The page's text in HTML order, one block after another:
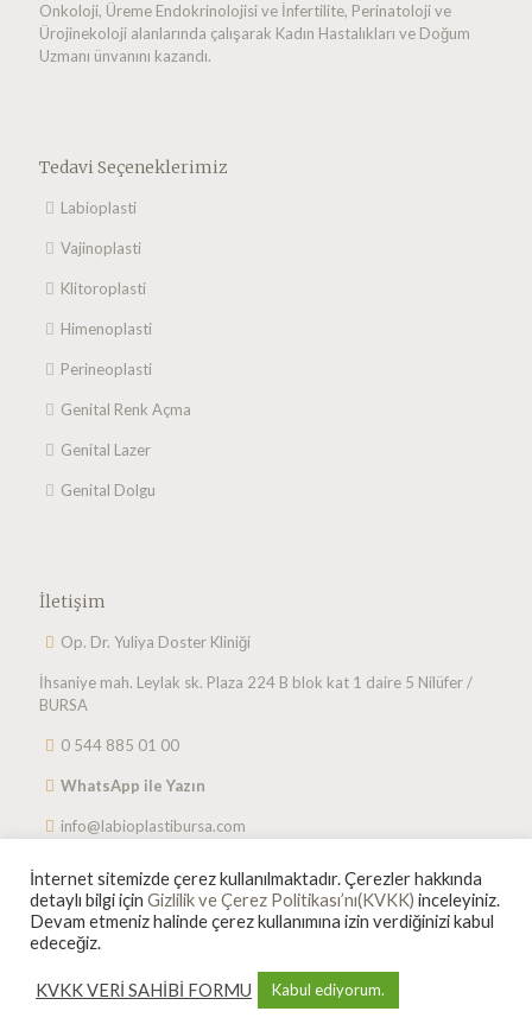
Onkoloji, Üreme Endokrinolojisi ve İnfertilite, Perinatoloji ve
Ürojinekoloji alanlarında çalışarak Kadın Hastalıkları ve Doğum
Uzmanı ünvanını kazandı.
Tedavi Seçeneklerimiz
Labioplasti
Vajinoplasti
Klitoroplasti
Himenoplasti
Perineoplasti
Genital Renk Açma
Genital Lazer
Genital Dolgu
İletişim
Op. Dr. Yuliya Doster Kliniği
İhsaniye mah. Leylak sk. Plaza 224 B blok kat 1 daire 5 Nilüfer /
BURSA
0 544 885 01 00
WhatsApp ile Yazın
info@labioplastibursa.com
Tüm Hakkı Saklıdır. © 2021-2026Op. Dr. Yuliya Doster
İnternet sitemizde çerez kullanılmaktadır. Çerezler hakkında
detaylı bilgi için Gizlilik ve Çerez Politikası’nı(KVKK) inceleyiniz.
Devam etmeniz halinde çerez kullanımına izin verdiğinizi kabul
edeceğiz.
KVKK VERİ SAHİBİ FORMU Kabul ediyorum.